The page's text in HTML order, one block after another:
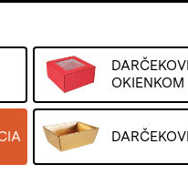
OKIENKOM